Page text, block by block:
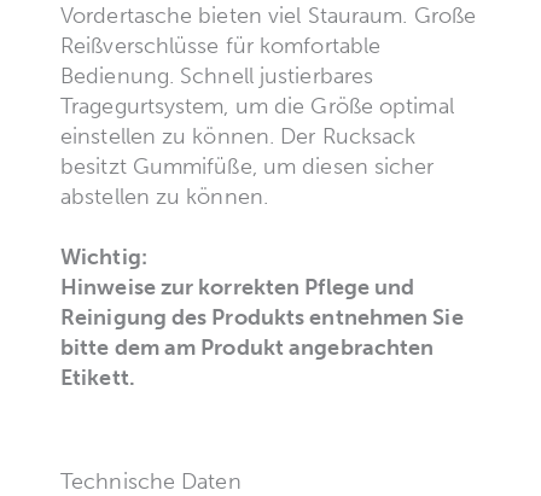
Vordertasche bieten viel Stauraum. Große
Reißverschlüsse für komfortable
Bedienung. Schnell justierbares
Tragegurtsystem, um die Größe optimal
einstellen zu können. Der Rucksack
besitzt Gummifüße, um diesen sicher
abstellen zu können.
Wichtig:
Hinweise zur korrekten Pflege und
Reinigung des Produkts entnehmen Sie
bitte dem am Produkt angebrachten
Etikett.
Technische Daten